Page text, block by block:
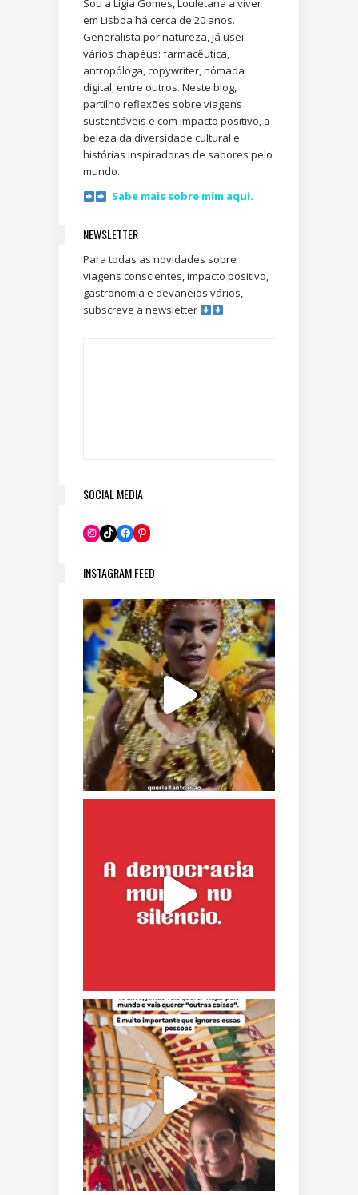
Sou a Lígia Gomes, Louletana a viver
em Lisboa há cerca de 20 anos.
Generalista por natureza, já usei
vários chapéus: farmacêutica,
antropóloga, copywriter, nómada
digital, entre outros. Neste blog,
partilho reflexões sobre viagens
sustentáveis e com impacto positivo, a
beleza da diversidade cultural e
histórias inspiradoras de sabores pelo
mundo.
Sabe mais sobre mim aqui.
NEWSLETTER
Para todas as novidades sobre
viagens conscientes, impacto positivo,
gastronomia e devaneios vários,
subscreve a newsletter
SOCIAL MEDIA
Instagram
TikTokFacebookPinterest
INSTAGRAM FEED